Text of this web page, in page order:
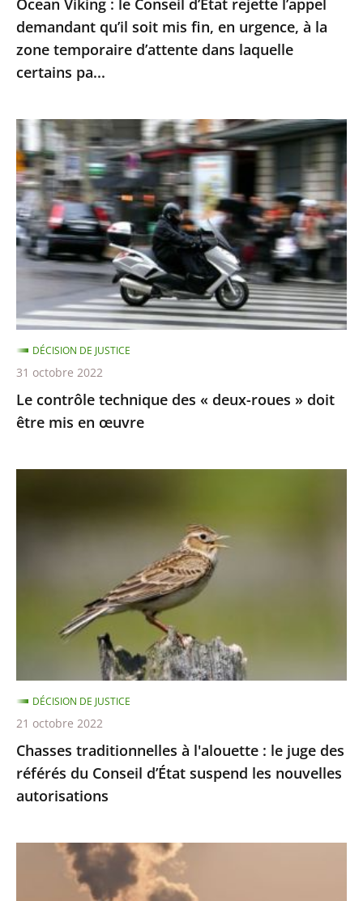
en
urgence,
temporaire
d’attente
dans
laquelle
certains
pa...
Ocean Viking : le Conseil d’État rejette l’appel
demandant qu’il soit mis fin, en urgence, à la
zone temporaire d’attente dans laquelle
certains pa...
Le
contrôle
technique
des
«
deux-
roues
doit
être
mis
en
œuvre
Le contrôle technique des « deux-roues » doit
être mis en œuvre
DÉCISION DE JUSTICE
31 octobre 2022
du
Conseil
d’État
suspend
les
nouvelles
Chasses traditionnelles à l'alouette : le juge des
référés du Conseil d’État suspend les nouvelles
autorisations
DÉCISION DE JUSTICE
21 octobre 2022
Pollution